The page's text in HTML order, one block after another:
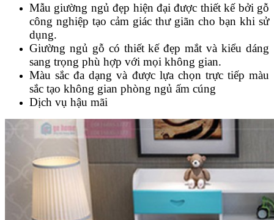
Mẫu giường ngủ đẹp hiện đại được thiết kế bởi gỗ
công nghiệp tạo cảm giác thư giãn cho bạn khi sử
dụng.
Giường ngủ gỗ có thiết kế đẹp mắt và kiểu dáng
sang trọng phù hợp với mọi không gian.
Màu sắc đa dạng và được lựa chọn trực tiếp màu
sắc tạo không gian phòng ngủ ấm cúng
Dịch vụ hậu mãi